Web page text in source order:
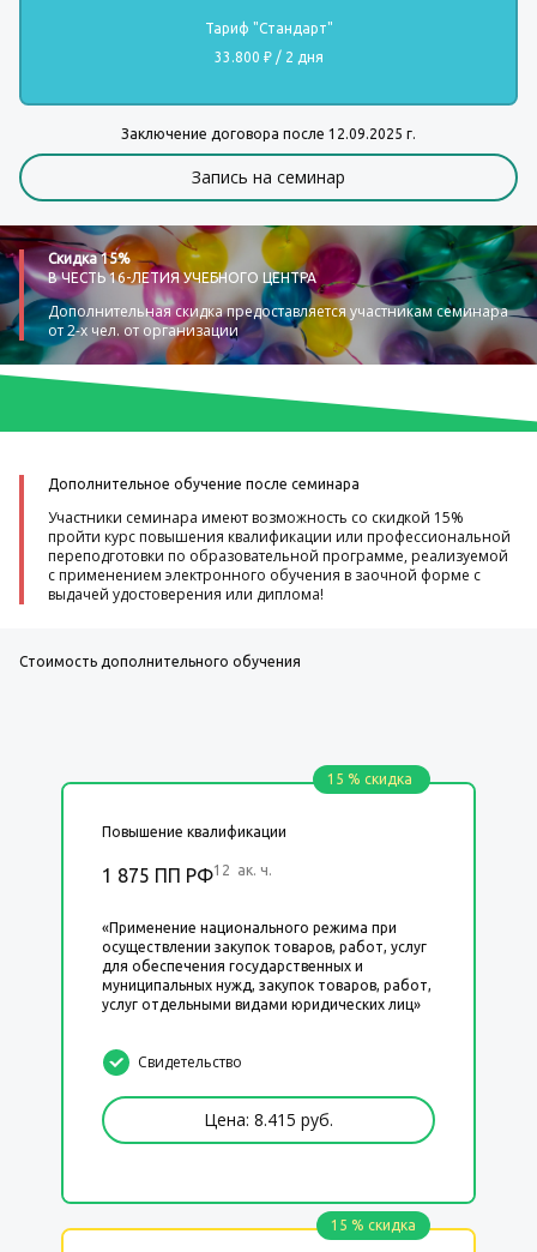
Тариф "Стандарт"
33.800 ₽ / 2 дня
Заключение договора после 12.09.2025 г.
Запись на семинар
Скидка 15%
В ЧЕСТЬ 16-ЛЕТИЯ УЧЕБНОГО ЦЕНТРА
Дополнительная скидка предоставляется участникам семинара
от 2-х чел. от организации
Дополнительное обучение после семинара
Участники семинара имеют возможность со скидкой 15%
пройти курс повышения квалификации или профессиональной
переподготовки по образовательной программе, реализуемой
с применением электронного обучения в заочной форме с
выдачей удостоверения или диплома!
Стоимость дополнительного обучения
15 % скидка
Повышение квалификации
1 875 ПП РФ12 ак. ч.
«Применение национального режима при
осуществлении закупок товаров, работ, услуг
для обеспечения государственных и
муниципальных нужд, закупок товаров, работ,
услуг отдельными видами юридических лиц»
Свидетельство
Цена: 8.415 руб.
15 % скидка